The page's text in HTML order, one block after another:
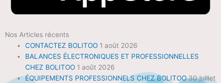
Nos Articles récents
CONTACTEZ BOLITOO 1 août 2026
BALANCES ÉLECTRONIQUES ET PROFESSIONNELLES
CHEZ BOLITOO 1 août 2026
ÉQUIPEMENTS PROFESSIONNELS CHEZ BOLITOO 30 juillet